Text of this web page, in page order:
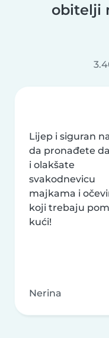
obitelji
Lijep i siguran
da pronađete
i olakšate
svakodnevicu
majkama i
koji trebaju
kući!
Nerina